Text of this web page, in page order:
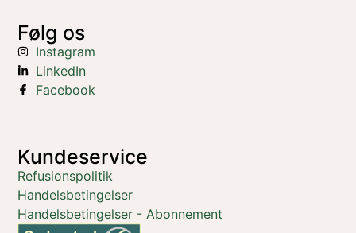
Følg os
Instagram
LinkedIn
Facebook
Kundeservice
Refusionspolitik
Handelsbetingelser
Handelsbetingelser - Abonnement